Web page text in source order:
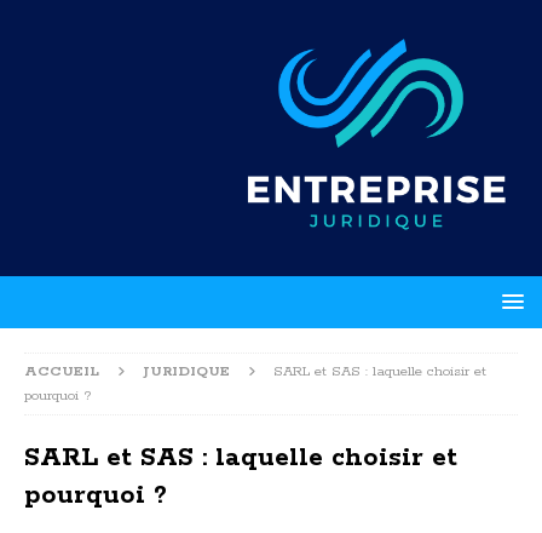
ACCUEIL JURIDIQUE
SARL et SAS : laquelle choisir et
pourquoi ?
SARL et SAS : laquelle choisir et
pourquoi ?